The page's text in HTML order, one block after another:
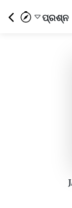
ପ୍ରଶ୍ନ